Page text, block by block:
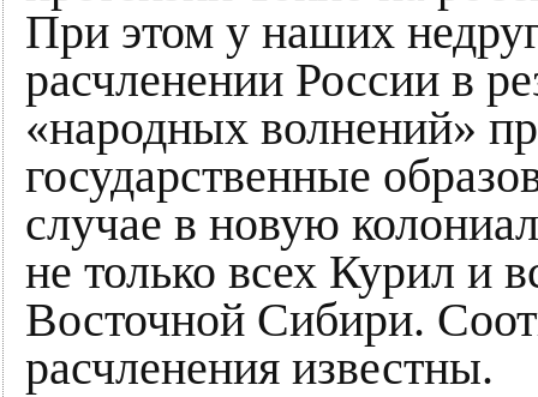
При этом у наших
расчленении России в
«народных волнений»
государственные
случае в новую
не только всех Курил и
Восточной Сибири.
расчленения известны.